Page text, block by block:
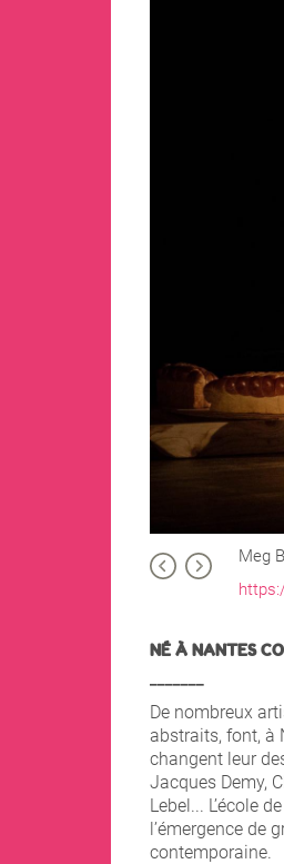
Meg
NÉ À NANTES
De nombreux
abstraits, font, à
changent leur
Jacques Demy,
Lebel... L’école
l’émergence de
contemporaine.